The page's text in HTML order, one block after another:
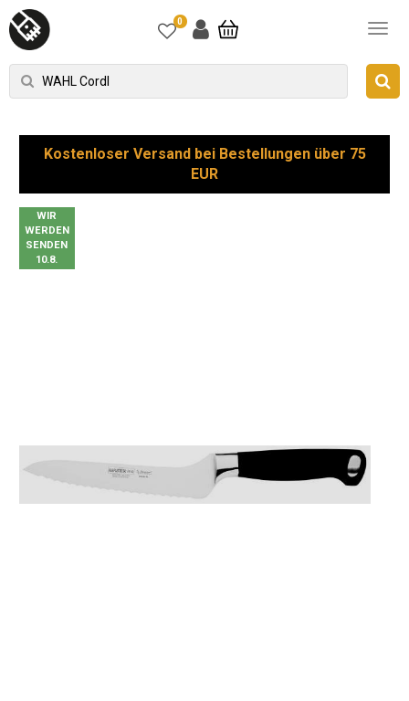
0
Kostenloser Versand bei Bestellungen über 75
EUR
WIR
WERDEN
SENDEN
10.8.